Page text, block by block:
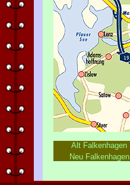
Alt Falkenhagen
Neu Falkenhagen